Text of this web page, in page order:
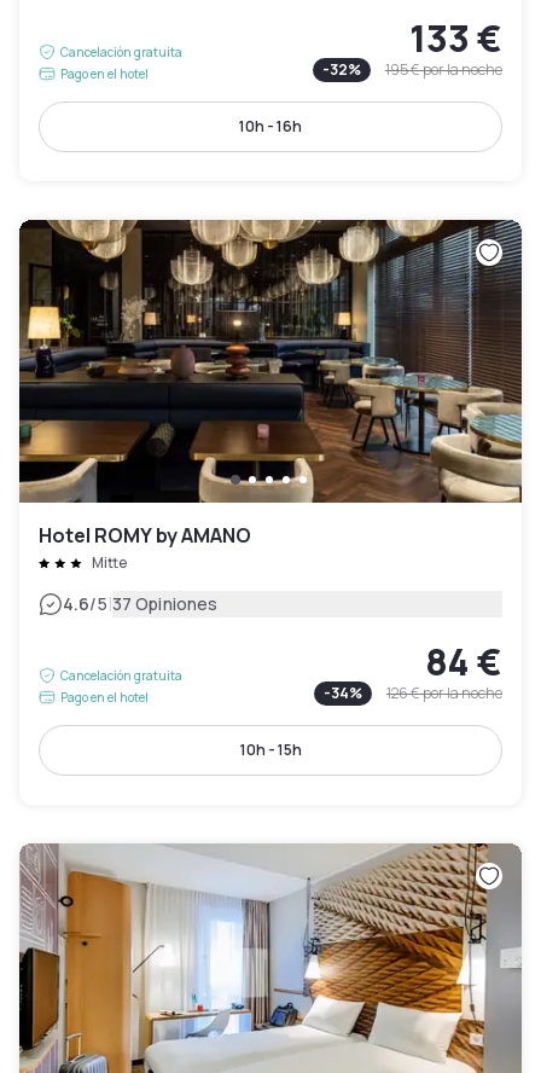
Cancelación gratuita
Pago en el hotel
133 €
-32% 195 €por la noche
10h - 16h
Hotel ROMY by AMANO
Mitte
4.6/5|37 Opiniones
Cancelación gratuita
Pago en el hotel
84 €
-34% 126 €por la noche
10h - 15h